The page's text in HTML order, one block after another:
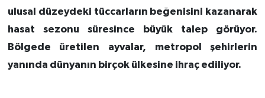
ulusal düzeydeki tüccarların beğenisini kazanarak
hasat sezonu süresince büyük talep görüyor.
Bölgede üretilen ayvalar, metropol şehirlerin
yanında dünyanın birçok ülkesine ihraç ediliyor.